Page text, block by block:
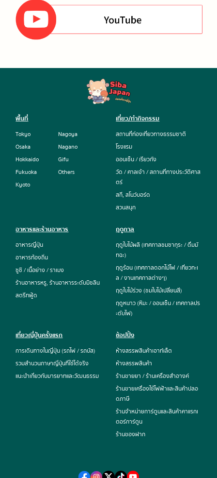
พื้นที่
Tokyo
Osaka
Hokkaido
Fukuoka
Kyoto
Nagoya
Nagano
Gifu
Others
เที่ยว/ทำกิจกรรม
สถานที่ท่องเที่ยวทางธรรมชาติ
โรงแรม
ออนเซ็น / เรียวกัง
วัด / ศาลเจ้า / สถานที่ทางประวัติศาส
ตร์
สกี, สโนว์บอร์ด
สวนสนุก
อาหารและร้านอาหาร
อาหารญี่ปุ่น
อาหารท้องถิ่น
ซูชิ / เนื้อย่าง / ราเมง
ร้านอาหารหรู, ร้านอาหารระดับมิชลิน
สตรีทฟู้ด
ฤดูกาล
ฤดูใบไม้ผลิ (เทศกาลชมซากุระ / ดื่มมั
ทฉะ)
ฤดูร้อน (เทศกาลดอกไม้ไฟ / เที่ยวทะเ
ล / งานเทศกาลต่างๆ)
ฤดูใบไม้ร่วง (ชมใบไม้เปลี่ยนสี)
ฤดูหนาว (หิมะ / ออนเซ็น / เทศกาลปร
ะดับไฟ)
เที่ยวญี่ปุ่นครั้งแรก
การเดินทางในญี่ปุ่น (รถไฟ / รถบัส)
รวมสำนวนภาษาญี่ปุ่นที่ใช้ได้จริง
แนะนำเกี่ยวกับมารยาทและวัฒนธรรม
ช้อปปิ้ง
ห้างสรรพสินค้าเอาท์เล็ต
ห้างสรรพสินค้า
ร้านขายยา / ร้านเครื่องสำอางค์
ร้านขายเครื่องใช้ไฟฟ้าและสินค้าปลอ
ดภาษี
ร้านจำหน่ายการ์ตูนและสินค้าคาแรกเ
ตอร์การ์ตูน
ร้านของฝาก